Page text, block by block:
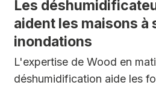
Les
aident les maisons à
inondations
L'expertise de Wood en
déshumidification aide les